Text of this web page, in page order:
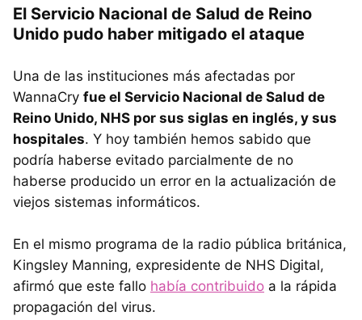
El Servicio Nacional de Salud de Reino
Unido pudo haber mitigado el ataque
Una de las instituciones más afectadas por
WannaCry fue el Servicio Nacional de Salud de
Reino Unido, NHS por sus siglas en inglés, y sus
hospitales. Y hoy también hemos sabido que
podría haberse evitado parcialmente de no
haberse producido un error en la actualización de
viejos sistemas informáticos.
En el mismo programa de la radio pública británica,
Kingsley Manning, expresidente de NHS Digital,
afirmó que este fallo había contribuido a la rápida
propagación del virus.